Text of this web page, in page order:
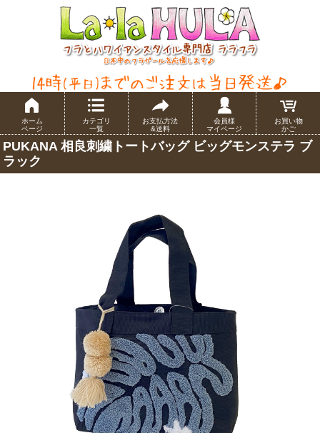
ホーム
ページ
カテゴリ
一覧
お支払方法
&送料
会員様
マイページ
お買い物
かご
PUKANA 相良刺繍トートバッグ ビッグモンステラ ブ
ラック